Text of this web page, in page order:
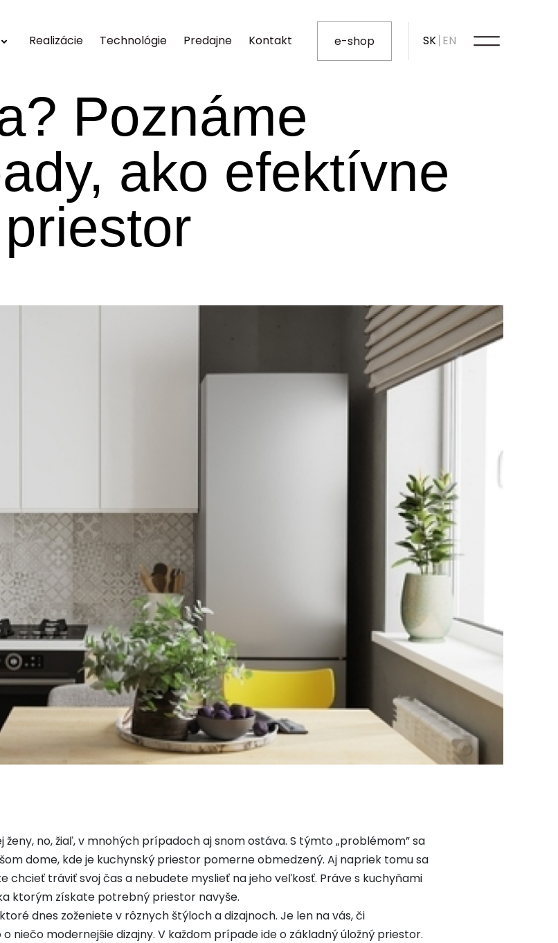
Realizácie Technológie Predajne Kontakt e-shop SK EN
Poznáme
ako efektívne
no, žiaľ, v mnohých prípadoch aj snom ostáva. S týmto „problémom” sa
dome, kde je kuchynský priestor pomerne obmedzený. Aj napriek tomu sa
chcieť tráviť svoj čas a nebudete myslieť na jeho veľkosť. Práve s kuchyňami
ktorým získate potrebný priestor navyše.
dnes zoženiete v rôznych štýloch a dizajnoch. Je len na vás, či
niečo modernejšie dizajny. V každom prípade ide o základný úložný priestor.